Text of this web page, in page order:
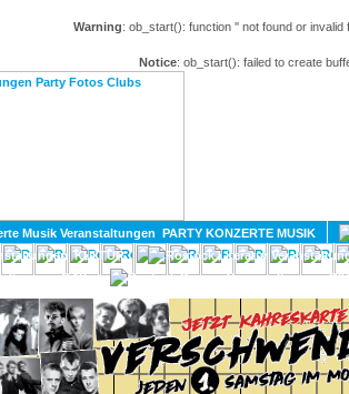
Warning: ob_start(): function '' not found or
Notice: ob_start(): failed to create
PARTY KONZERTE MUSIK
KULTUR
GAY